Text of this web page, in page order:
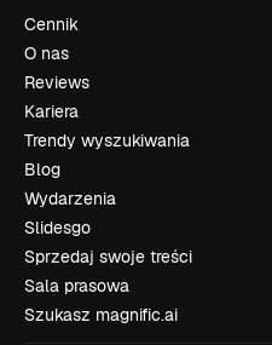
Cennik
O nas
Reviews
Kariera
Trendy wyszukiwania
Blog
Wydarzenia
Slidesgo
Sprzedaj swoje treści
Sala prasowa
Szukasz magnific.ai